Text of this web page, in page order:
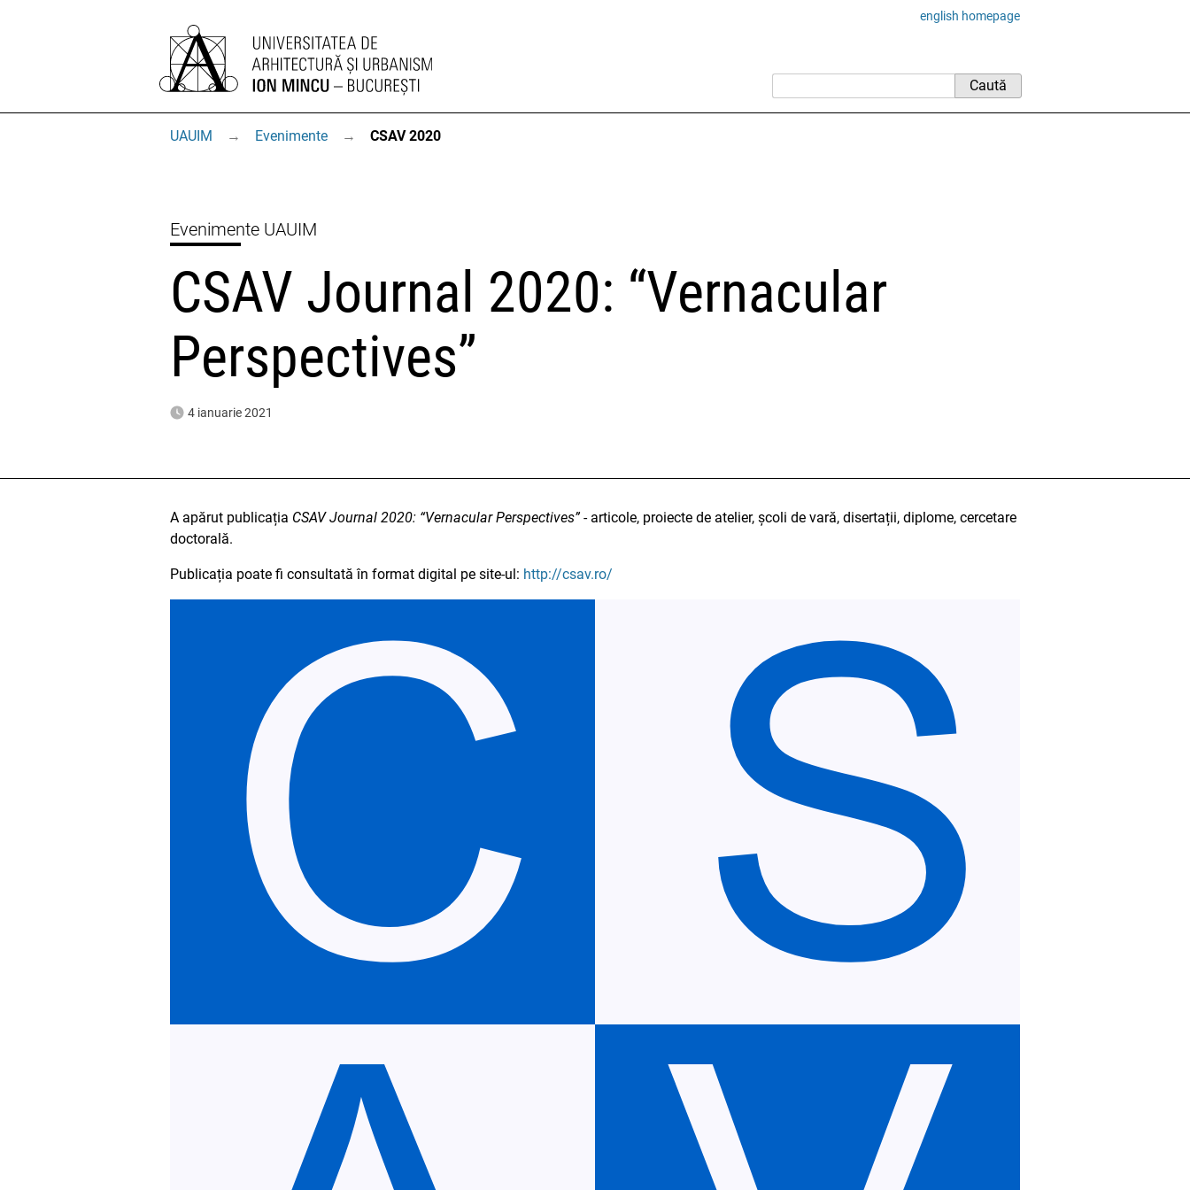
english homepage
UAUIM → Evenimente → CSAV 2020
Evenimente UAUIM
CSAV Journal 2020: “Vernacular
Perspectives”
4 ianuarie 2021
A apărut publicația CSAV Journal 2020: “Vernacular Perspectives”- articole, proiecte de atelier, școli de vară, disertații, diplome, cercetare
doctorală.
Publicația poate fi consultată în format digital pe site-ul: http://csav.ro/